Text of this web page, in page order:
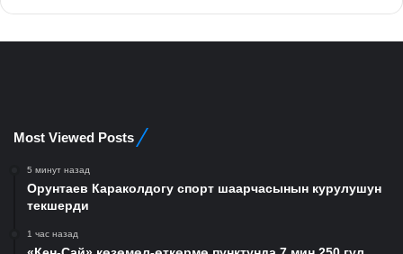
Most Viewed Posts
5 минут назад
Орунтаев Караколдогу спорт шаарчасынын курулушун
текшерди
1 час назад